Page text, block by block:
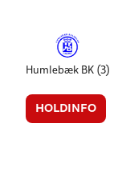
Humlebæk BK (3)
HOLDINFO